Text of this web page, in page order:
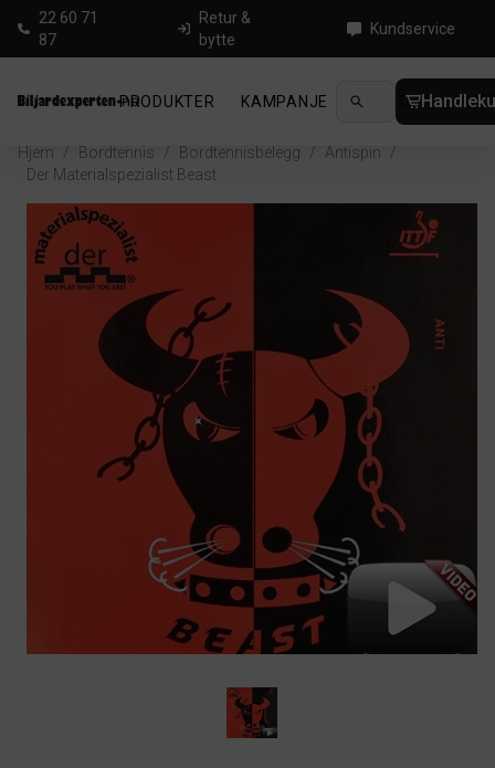
22 60 71
87
Retur &
bytte
Kundservice
PRODUKTER KAMPANJE NYHETER
Hjem / Bordtennis / Bordtennisbelegg / Antispin
/
Der Materialspezialist Beast